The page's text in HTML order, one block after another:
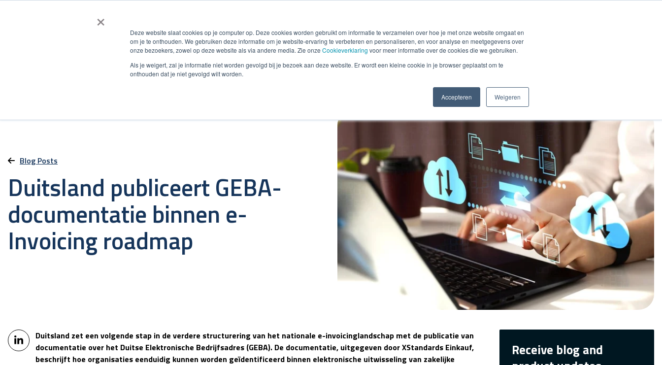
×
Deze website slaat cookies op je computer op. Deze cookies worden gebruikt om informatie te verzamelen over hoe je met onze website omgaat en
om je te onthouden. We gebruiken deze informatie om je website-ervaring te verbeteren en personaliseren, en voor analyse en meetgegevens over
onze bezoekers, zowel op deze website als via andere media. Zie onze Cookieverklaring voor meer informatie over de cookies die we gebruiken.
Als je weigert, zal je informatie niet worden gevolgd bij je bezoek aan deze website. Er wordt een kleine cookie in je browser geplaatst om te
onthouden dat je niet gevolgd wilt worden.
Accepteren Weigeren
Smart e-Invoicing Debiteurenbeheer Incasso Detachering Solutions Over BVCM
Blog Posts
Duitsland publiceert GEBA-
documentatie binnen e-
Invoicing roadmap
Duitsland zet een volgende stap in de verdere structurering van het nationale e-invoicinglandschap met de publicatie van
documentatie over het Duitse Elektronische Bedrijfsadres (GEBA). De documentatie, uitgegeven door XStandards Einkauf,
beschrijft hoe organisaties eenduidig kunnen worden geïdentificeerd binnen elektronische uitwisseling van zakelijke
Receive blog and